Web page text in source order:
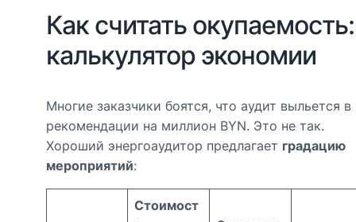
Как считать окупаемость:
калькулятор экономии
Многие заказчики боятся, что аудит выльется в
рекомендации на миллион BYN. Это не так.
Хороший энергоаудитор предлагает градацию
мероприятий:
Стоимост